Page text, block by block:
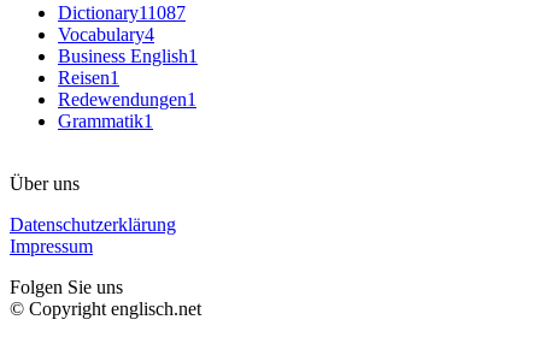
Dictionary11087
Vocabulary4
Business English1
Reisen1
Redewendungen1
Grammatik1
Über uns
Datenschutzerklärung
Impressum
Folgen Sie uns
© Copyright englisch.net